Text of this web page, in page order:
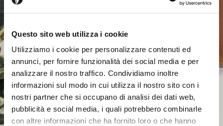
Questo sito web utilizza i cookie
Utilizziamo i cookie per personalizzare contenuti ed
annunci, per fornire funzionalità dei social media e per
analizzare il nostro traffico. Condividiamo inoltre
informazioni sul modo in cui utilizza il nostro sito con i
nostri partner che si occupano di analisi dei dati web,
pubblicità e social media, i quali potrebbero combinarle
con altre informazioni che ha fornito loro o che hanno